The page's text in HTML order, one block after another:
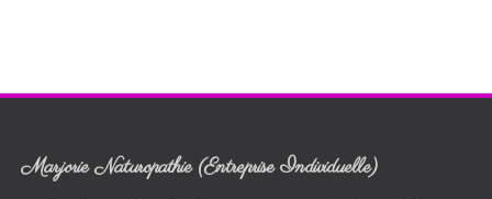
Marjorie Naturopathie (Entreprise Individuelle)